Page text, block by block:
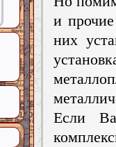
и
них
Если